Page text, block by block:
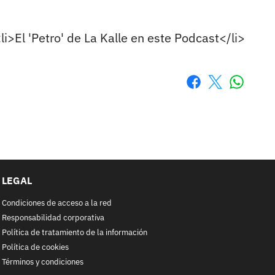
'Petro' de La Kalle en este Podcast</li>
LEGAL
Condiciones de acceso a la red
Responsabilidad corporativa
Política de tratamiento de la información
Política de cookies
Términos y condiciones